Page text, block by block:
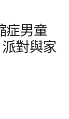
症男童
對與家